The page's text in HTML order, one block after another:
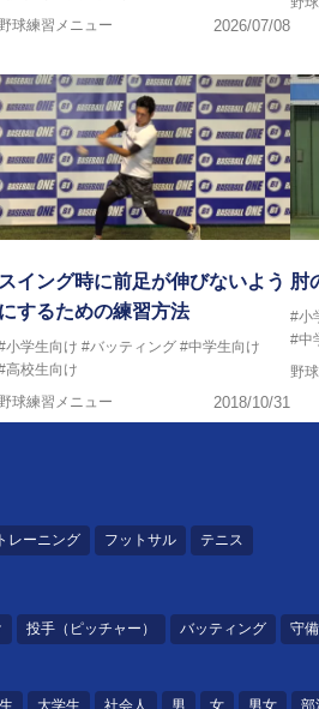
球練習メニュー
2026/07/08
スイング時に前足が伸びないよう
にするための練習方法
小学生向け #バッティング #中学生向け
高校生向け
野球練習メニュー
2018/10/31
肘
#小
#中
野
トレーニング フットサル テニス
投手（ピッチャー） バッティング 守備
大学生 社会人 男 女 男女 部